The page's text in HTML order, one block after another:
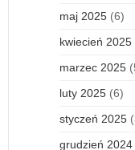
maj 2025 (6)
kwiecień 2025
marzec 2025
luty 2025 (6)
styczeń 2025
grudzień 2024